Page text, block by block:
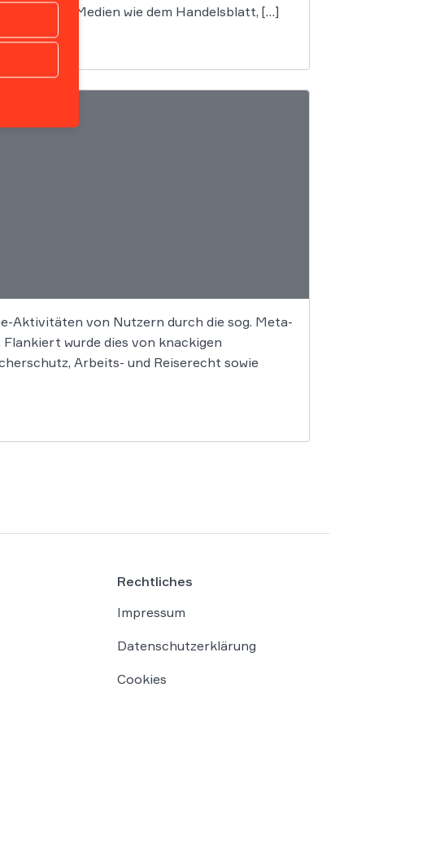
Medien wie dem Handelsblatt, […]
Aktivitäten von Nutzern durch die sog. Meta-
wurde dies von knackigen
Arbeits- und Reiserecht sowie
Rechtliches
Impressum
Datenschutzerklärung
Cookies